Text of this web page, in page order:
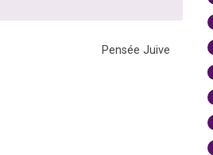
Pensée Juive